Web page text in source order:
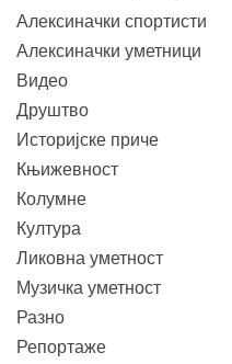
Алексиначки спортисти
Алексиначки уметници
Видео
Друштво
Историјске приче
Књижевност
Колумне
Култура
Ликовна уметност
Музичка уметност
Разно
Репортаже